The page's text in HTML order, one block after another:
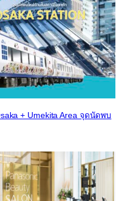
+ Umekita Area จุดนัดพบ